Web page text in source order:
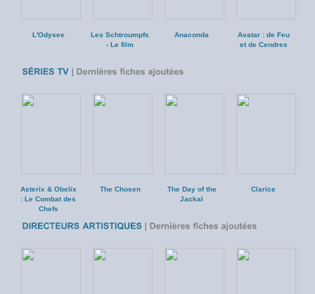
L'Odysee
Les Schtroumpfs
- Le film
Anaconda
Avatar : de Feu
et de Cendres
Asterix & Obelix
: Le Combat des
Chefs
The Chosen
The Day of the
Jackal
Clarice